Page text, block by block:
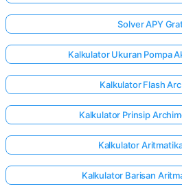
Solver APY
Kalkulator Ukuran Pompa
Kalkulator Flash
Kalkulator Prinsip
Kalkulator
Kalkulator Barisan